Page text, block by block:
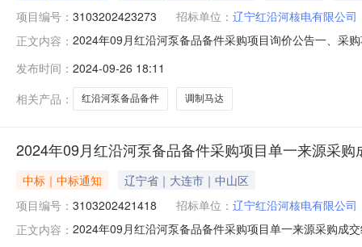
项目编号： 3103202423273 招标单位： 辽宁红沿河核电有限公司
正文内容： 2024年09月红沿河泵备品备件采购项目询价公告一、采
时间：计划交付地点：大连市承运商采购方式：询价资
发布时间： 2024-09-26 18:11
相关产品：
红沿河泵备品备件 调制马达
2024年09月红沿河泵备品备件采购项目单一来源采购
中标｜中标通知
辽宁省｜大连市｜中山区
项目编号： 3103202421418 招标单位： 辽宁红沿河核电有限公司
正文内容： 2024年09月红沿河泵备品备件采购项目单一来源采购成